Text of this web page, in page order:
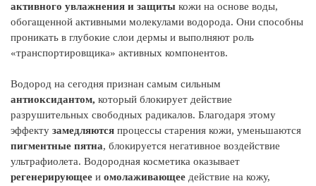
активного увлажнения и защиты кожи на основе воды,
обогащенной активными молекулами водорода. Они способны
проникать в глубокие слои дермы и выполняют роль
«транспортировщика» активных компонентов.
Водород на сегодня признан самым сильным
антиоксидантом, который блокирует действие
разрушительных свободных радикалов. Благодаря этому
эффекту замедляются процессы старения кожи, уменьшаются
пигментные пятна, блокируется негативное воздействие
ультрафиолета. Водородная косметика оказывает
регенерирующее и омолаживающее действие на кожу,